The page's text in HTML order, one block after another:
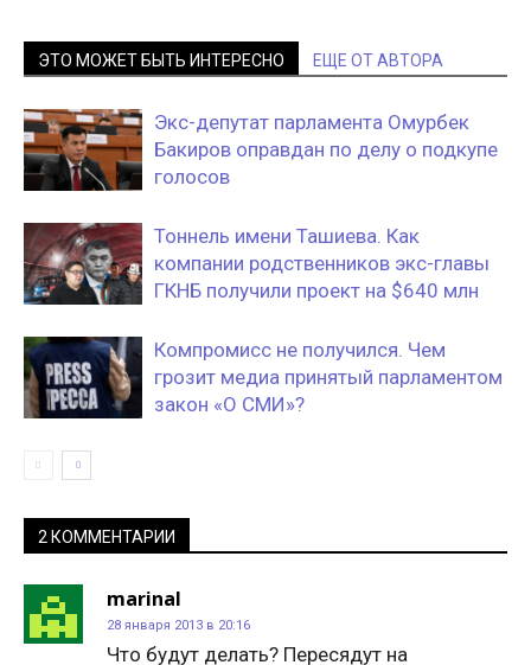
ЭТО МОЖЕТ БЫТЬ ИНТЕРЕСНО ЕЩЕ ОТ АВТОРА
Экс-депутат парламента Омурбек
Бакиров оправдан по делу о подкупе
голосов
Тоннель имени Ташиева. Как
компании родственников экс-главы
ГКНБ получили проект на $640 млн
Компромисс не получился. Чем
грозит медиа принятый парламентом
закон «О СМИ»?
2 КОММЕНТАРИИ
marinal
28 января 2013 в 20:16
Что будут делать? Пересядут на